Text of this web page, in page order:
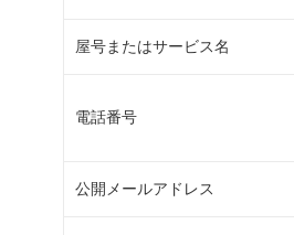
屋号またはサービス名
電話番号
公開メールアドレス